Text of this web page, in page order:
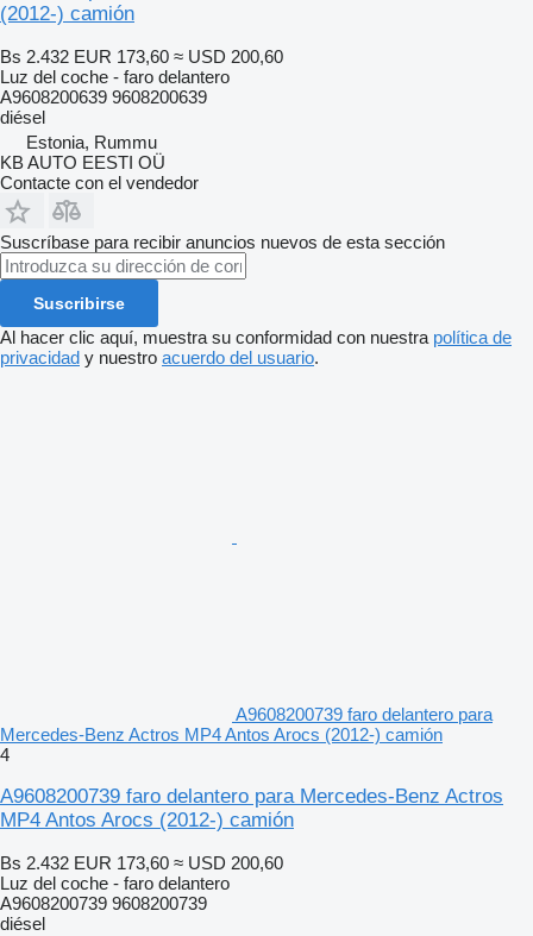
(2012-) camión
Bs 2.432 EUR 173,60 ≈ USD 200,60
Luz del coche - faro delantero
A9608200639 9608200639
diésel
Estonia, Rummu
KB AUTO EESTI OÜ
Contacte con el vendedor
Suscríbase para recibir anuncios nuevos de esta sección
Suscribirse
Al hacer clic aquí, muestra su conformidad con nuestra política de
privacidad y nuestro acuerdo del usuario.
A9608200739 faro delantero para
Mercedes-Benz Actros MP4 Antos Arocs (2012-) camión
4
A9608200739 faro delantero para Mercedes-Benz Actros
MP4 Antos Arocs (2012-) camión
Bs 2.432 EUR 173,60 ≈ USD 200,60
Luz del coche - faro delantero
A9608200739 9608200739
diésel